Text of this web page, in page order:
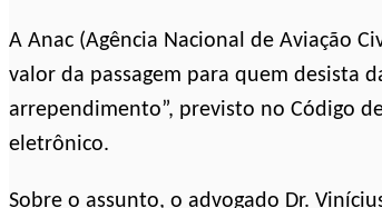
A Anac (Agência Nacional de Aviação
valor da passagem para quem desista
arrependimento”, previsto no Código
eletrônico.
Sobre o assunto, o advogado Dr.